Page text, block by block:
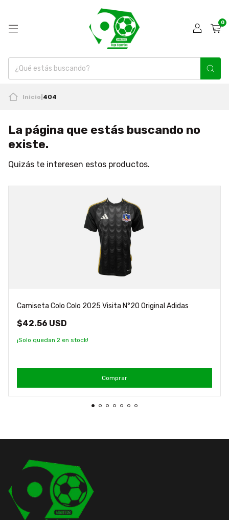
0
Inicio 404
La página que estás buscando no
existe.
Quizás te interesen estos productos.
Camiseta Colo Colo 2025 Visita N°20 Original Adidas
$42.56 USD
¡Solo quedan 2 en stock!
Comprar